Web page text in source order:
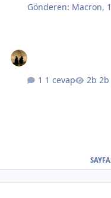
Gönderen: Macron,
1 cevap